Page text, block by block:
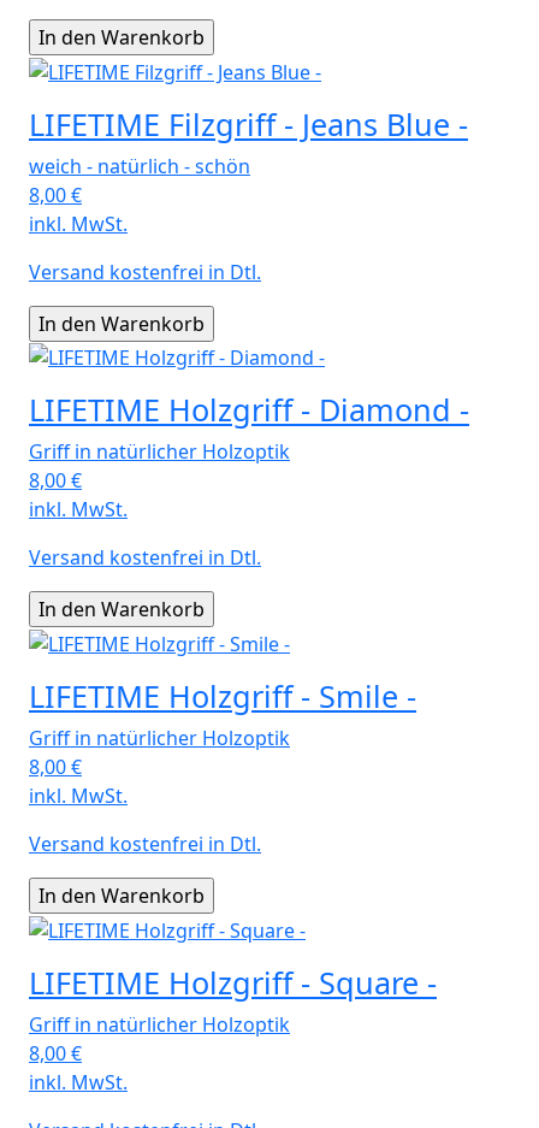
LIFETIME Filzgriff - Jeans Blue -
weich - natürlich - schön
8,00€
inkl. MwSt.
Versand kostenfrei in Dtl.
LIFETIME Holzgriff - Diamond -
Griff in natürlicher Holzoptik
8,00€
inkl. MwSt.
Versand kostenfrei in Dtl.
LIFETIME Holzgriff - Smile -
Griff in natürlicher Holzoptik
8,00€
inkl. MwSt.
Versand kostenfrei in Dtl.
LIFETIME Holzgriff - Square -
Griff in natürlicher Holzoptik
8,00€
inkl. MwSt.